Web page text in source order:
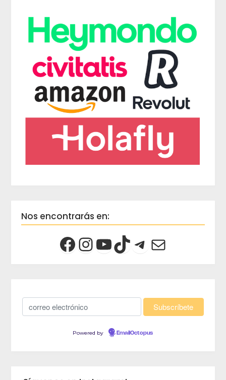
Nos encontrarás en:
Powered by EmailOctopus